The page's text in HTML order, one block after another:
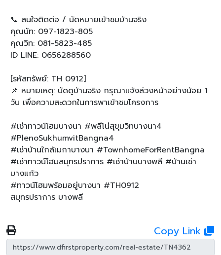
📞 สนใจติดต่อ / นัดหมายเข้าชมบ้านจริง
คุณนัท: 097-1823-805
คุณวิท: 081-5823-485
ID LINE: 0656288560
[รหัสทรัพย์: TH 0912]
📌 หมายเหตุ: นัดดูบ้านจริง กรุณาแจ้งล่วงหน้าอย่างน้อย 1
วัน เพื่อความสะดวกในการพาเข้าชมโครงการ
#เช่าทาวน์โฮมบางนา #พลีโน่สุขุมวิทบางนา4
#PlenoSukhumvitBangna4
#เช่าบ้านใกล้เมกาบางนา #TownhomeForRentBangna
#เช่าทาวน์โฮมสมุทรปราการ #เช่าบ้านบางพลี #บ้านเช่า
บางแก้ว
#ทาวน์โฮมพร้อมอยู่บางนา #TH0912
สมุทรปราการ บางพลี
Copy Link